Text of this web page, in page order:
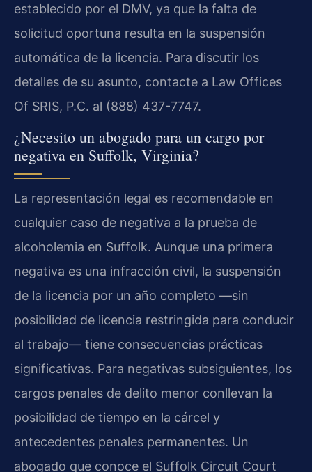
establecido por el DMV, ya que la falta de
solicitud oportuna resulta en la suspensión
automática de la licencia. Para discutir los
detalles de su asunto, contacte a Law Offices
Of SRIS, P.C. al (888) 437-7747.
¿Necesito un abogado para un cargo por
negativa en Suffolk, Virginia?
La representación legal es recomendable en
cualquier caso de negativa a la prueba de
alcoholemia en Suffolk. Aunque una primera
negativa es una infracción civil, la suspensión
de la licencia por un año completo —sin
posibilidad de licencia restringida para conducir
al trabajo— tiene consecuencias prácticas
significativas. Para negativas subsiguientes, los
cargos penales de delito menor conllevan la
posibilidad de tiempo en la cárcel y
antecedentes penales permanentes. Un
abogado que conoce el Suffolk Circuit Court